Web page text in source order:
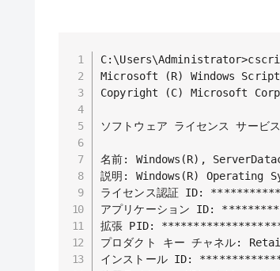
Microsoft (R) Windows
Copyright (C) Microsoft
ソフトウェア ライセンス サー
名前: Windows(R),
説明: Windows(R) Operating
ライセンス認証 ID:
アプリケーション ID:
拡張 PID:
プロダクト キー チャネル:
インストール ID: